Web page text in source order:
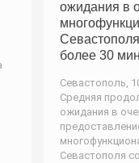
ожидания в
более 30
Севастополь,
Средняя
ожидания в
Севастополя